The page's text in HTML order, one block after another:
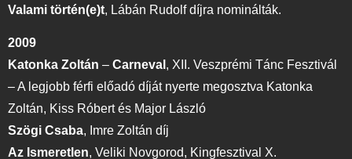
Valami történ(e)t, Lábán Rudolf díjra nominálták.
2009
Katonka Zoltán – Carneval , XII. Veszprémi Tánc Fesztivál
– A legjobb férfi előadó díját nyerte megosztva Katonka
Zoltán, Kiss Róbert és Major László
Szögi Csaba, Imre Zoltán díj
Az Ismeretlen, Veliki Novgorod, Kingfesztival X.